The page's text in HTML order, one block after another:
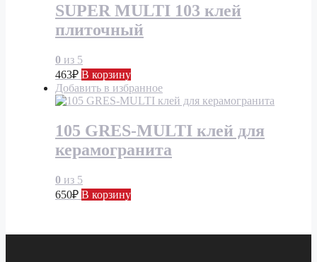
SUPER MULTI 103 клей
плиточный
0 из 5
463₽ В корзину
Добавить в избранное
105 GRES-MULTI клей для
керамогранита
0 из 5
650₽ В корзину